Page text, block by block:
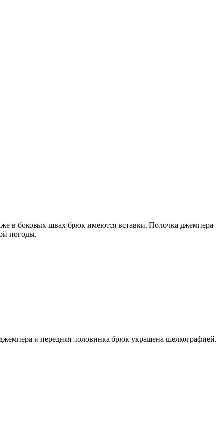
в боковых швах брюк имеются вставки. Полочка джемпера
погоды.
и передняя половинка брюк украшена шелкографией.